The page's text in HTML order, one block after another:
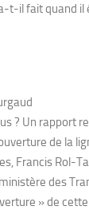
t-il fait quand
? Un rapport
de la
Francis Rol-
des
» de